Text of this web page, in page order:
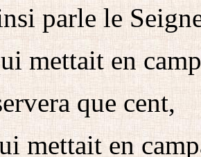
parle le
mettait en
que cent,
mettait en